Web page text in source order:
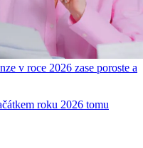
v roce 2026 zase poroste a
roku 2026 tomu